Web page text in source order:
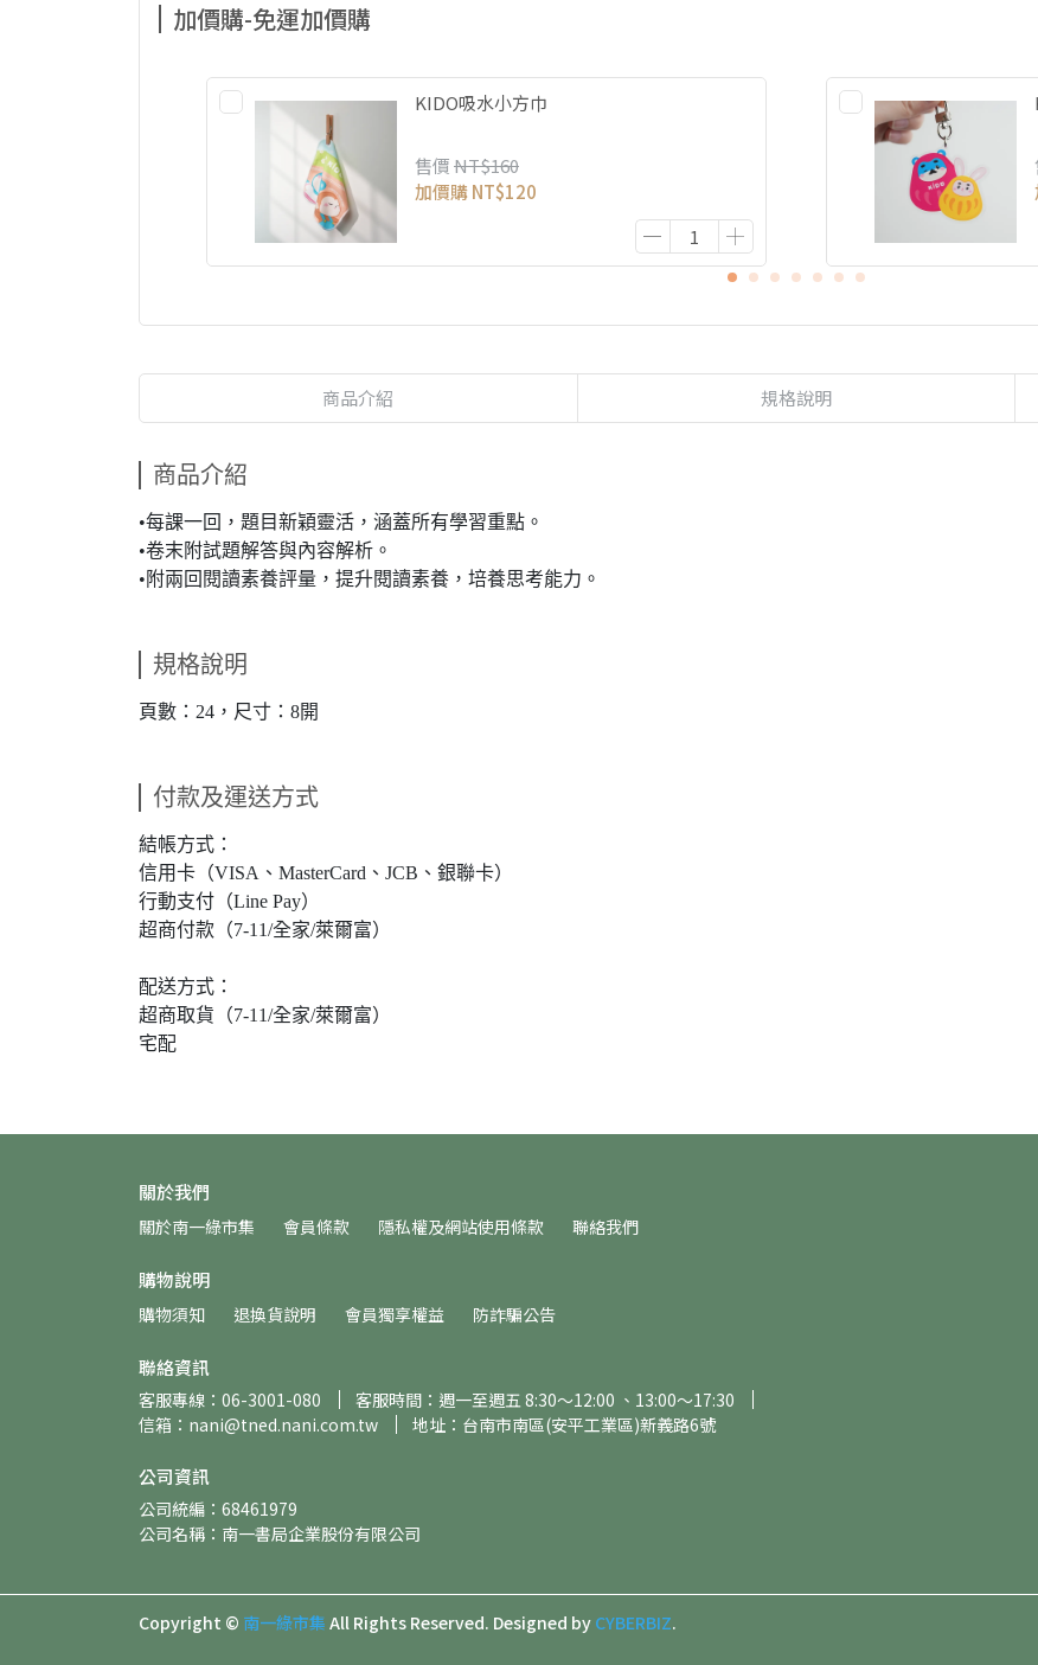
加價購-免運加價購
KIDO吸水小方巾
售價NT$160
加價購NT$120
商品介紹 規格說明
商品介紹
•每課一回，題目新穎靈活，涵蓋所有學習重點。
•卷末附試題解答與內容解析。
•附兩回閱讀素養評量，提升閱讀素養，培養思考能力。
規格說明
頁數：24，尺寸：8開
付款及運送方式
結帳方式：
信用卡（VISA、MasterCard、JCB、銀聯卡）
行動支付（Line Pay）
超商付款（7-11/全家/萊爾富）
配送方式：
超商取貨（7-11/全家/萊爾富）
宅配
關於我們
關於南一綠市集 會員條款 隱私權及網站使用條款 聯絡我們
購物說明
購物須知 退換貨說明 會員獨享權益 防詐騙公告
聯絡資訊
客服專線：06-3001-080
客服時間：週一至週五 8:30～12:00 、13:00～17:30
信箱：nani@tned.nani.com.tw
地址：台南市南區(安平工業區)新義路6號
公司資訊
公司統編：68461979
公司名稱：南一書局企業股份有限公司
Copyright © 南一綠市集 All Rights Reserved. Designed by CYBERBIZ.